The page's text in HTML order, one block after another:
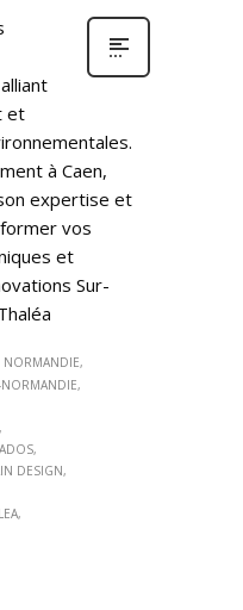
et
à Caen,
expertise et
vos
et
Sur-
NORMANDIE
NORMANDIE
DESIGN